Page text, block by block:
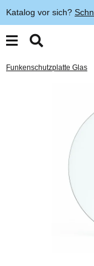
Katalog vor sich?
Funkenschutzplatte Glas